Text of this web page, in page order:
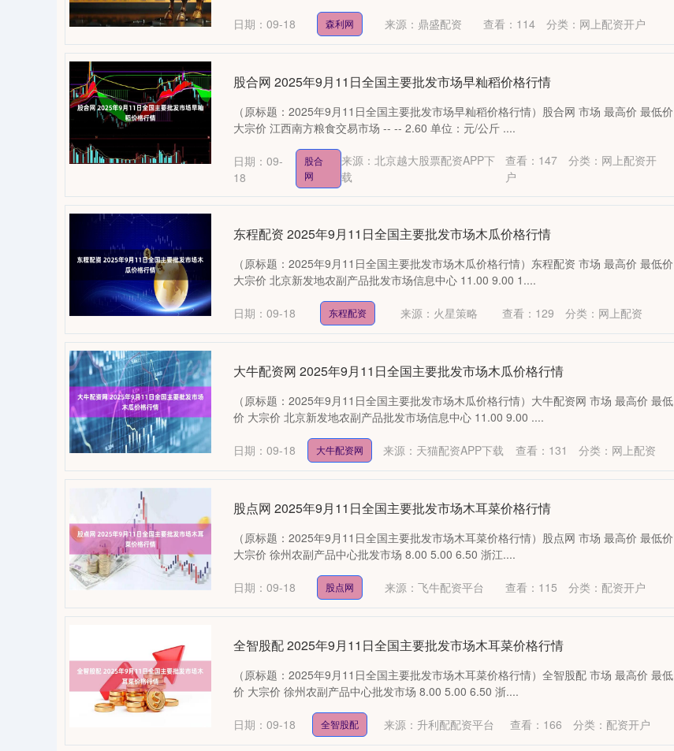
日期：09-18 森利网 来源：鼎盛配资 查看： 114 分类： 网上配资开户
股合网 2025年9月11日全国主要批发市场早籼稻价格行情
（原标题：2025年9月11日全国主要批发市场早籼稻价格行情）股合网 市场 最高价 最低价
大宗价 江西南方粮食交易市场 -- -- 2.60 单位：元/公斤 ....
日期：09-
18
股合
网
来源：北京越大股票配资APP下
载
查看： 147 分类： 网上配资开
户
东程配资 2025年9月11日全国主要批发市场木瓜价格行情
（原标题：2025年9月11日全国主要批发市场木瓜价格行情）东程配资 市场 最高价 最低价
大宗价 北京新发地农副产品批发市场信息中心 11.00 9.00 1....
日期：09-18 东程配资 来源：火星策略 查看： 129 分类： 网上配资
大牛配资网 2025年9月11日全国主要批发市场木瓜价格行情
（原标题：2025年9月11日全国主要批发市场木瓜价格行情）大牛配资网 市场 最高价 最低
价 大宗价 北京新发地农副产品批发市场信息中心 11.00 9.00 ....
日期：09-18 大牛配资网 来源：天猫配资APP下载 查看： 131 分类： 网上配资
股点网 2025年9月11日全国主要批发市场木耳菜价格行情
（原标题：2025年9月11日全国主要批发市场木耳菜价格行情）股点网 市场 最高价 最低价
大宗价 徐州农副产品中心批发市场 8.00 5.00 6.50 浙江....
日期：09-18 股点网 来源：飞牛配资平台 查看： 115 分类： 配资开户
全智股配 2025年9月11日全国主要批发市场木耳菜价格行情
（原标题：2025年9月11日全国主要批发市场木耳菜价格行情）全智股配 市场 最高价 最低
价 大宗价 徐州农副产品中心批发市场 8.00 5.00 6.50 浙....
日期：09-18 全智股配 来源：升利配配资平台 查看： 166 分类：配资开户
0.45% 深证成指 14218.65 74.44 0.53% 沪深300 4667.34 9.18